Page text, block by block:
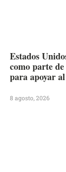
Estados
como parte
para apoyar
8 agosto, 2026